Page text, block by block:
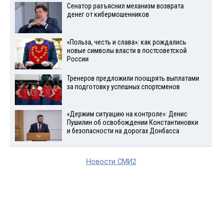
Сенатор разъяснил механизм возврата
денег от кибермошенников
«Польза, честь и слава»: как рождались
новые символы власти в постсоветской
России
Тренеров предложили поощрять выплатами
за подготовку успешных спортсменов
«Держим ситуацию на контроле»: Денис
Пушилин об освобождении Константиновки
и безопасности на дорогах Донбасса
Новости СМИ2